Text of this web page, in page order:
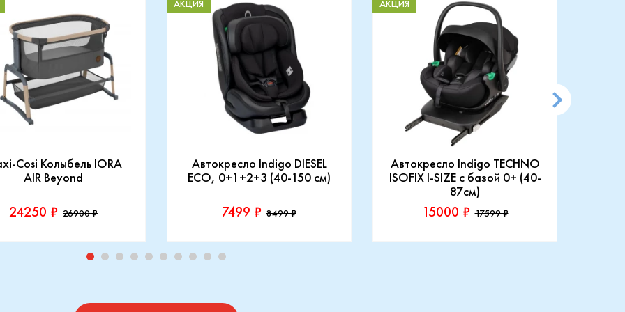
Cosi Колыбель IORA
AIR Beyond
24250 ₽ 26900 ₽
Автокресло Indigo DIESEL
ECO, 0+1+2+3 (40-150 см)
АКЦИЯ
7499 ₽ 8499 ₽
Производитель::
Indigo
Автокресло Indigo TECHNO
ISOFIX I-SIZE c базой 0+ (40-
87см)
АКЦИЯ
15000 ₽ 17599 ₽
Производитель::